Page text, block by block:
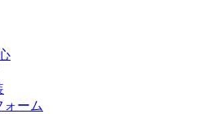
ォーム